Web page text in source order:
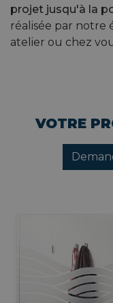
projet jusqu'à la
réalisée par notre
atelier ou chez
VOTRE